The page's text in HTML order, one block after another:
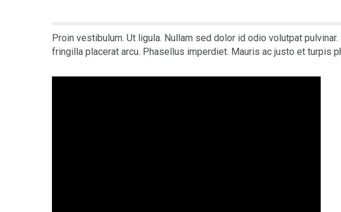
Proin vestibulum. Ut ligula. Nullam sed dolor id odio volutpat
fringilla placerat arcu. Phasellus imperdiet. Mauris ac justo et turpis